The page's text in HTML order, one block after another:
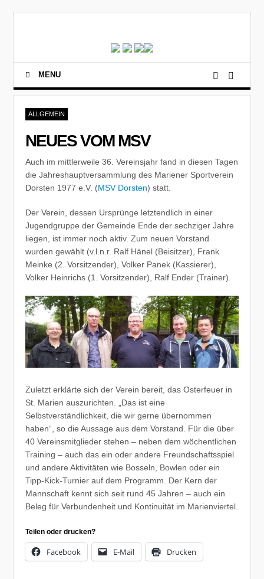
MENU
ALLGEMEIN
NEUES VOM MSV
Auch im mittlerweile 36. Vereinsjahr fand in diesen Tagen
die Jahreshauptversammlung des Mariener Sportverein
Dorsten 1977 e.V. (MSV Dorsten) statt.
Der Verein, dessen Ursprünge letztendlich in einer
Jugendgruppe der Gemeinde Ende der sechziger Jahre
liegen, ist immer noch aktiv. Zum neuen Vorstand
wurden gewählt (v.l.n.r. Ralf Hänel (Beisitzer), Frank
Meinke (2. Vorsitzender), Volker Panek (Kassierer),
Volker Heinrichs (1. Vorsitzender), Ralf Ender (Trainer).
Zuletzt erklärte sich der Verein bereit, das Osterfeuer in
St. Marien auszurichten. „Das ist eine
Selbstverständlichkeit, die wir gerne übernommen
haben“, so die Aussage aus dem Vorstand. Für die über
40 Vereinsmitglieder stehen – neben dem wöchentlichen
Training – auch das ein oder andere Freundschaftsspiel
und andere Aktivitäten wie Bosseln, Bowlen oder ein
Tipp-Kick-Turnier auf dem Programm. Der Kern der
Mannschaft kennt sich seit rund 45 Jahren – auch ein
Beleg für Verbundenheit und Kontinuität im Marienviertel.
Teilen oder drucken?
Facebook E-Mail Drucken